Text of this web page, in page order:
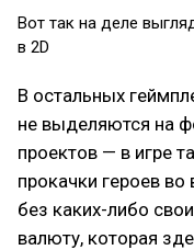
Вот так на деле
в 2D
В остальных
не выделяются на
проектов — в игре
прокачки героев
без каких-либо
валюту, которая